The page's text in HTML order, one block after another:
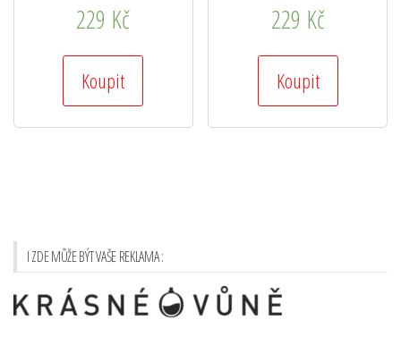
229 Kč
Koupit
229 Kč
Koupit
I ZDE MŮŽE BÝT VAŠE REKLAMA :